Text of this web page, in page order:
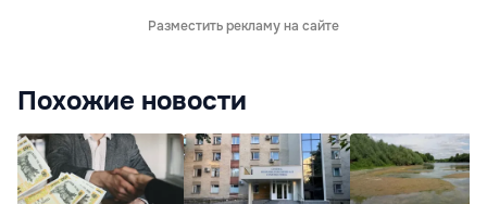
Разместить рекламу на сайте
Похожие новости